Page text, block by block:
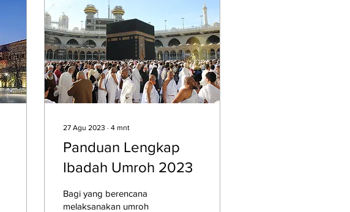
27 Agu 2023 ∙ 4 mnt
Panduan Lengkap
Ibadah Umroh 2023
Bagi yang berencana
melaksanakan umroh